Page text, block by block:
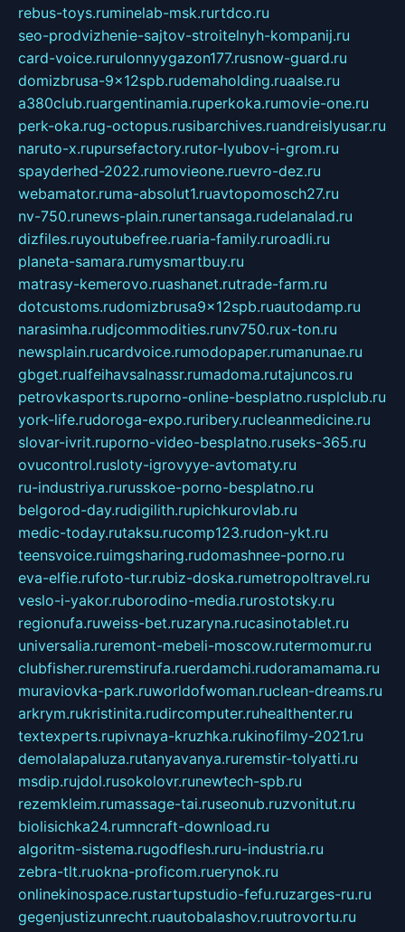
rebus-toys.ruminelab-msk.rurtdco.ru
seo-prodvizhenie-sajtov-stroitelnyh-kompanij.ru
card-voice.rurulonnyygazon177.rusnow-guard.ru
domizbrusa-9x12spb.rudemaholding.ruaalse.ru
a380club.ruargentinamia.ruperkoka.rumovie-one.ru
perk-oka.rug-octopus.rusibarchives.ruandreislyusar.ru
naruto-x.rupursefactory.rutor-lyubov-i-grom.ru
spayderhed-2022.rumovieone.ruevro-dez.ru
webamator.ruma-absolut1.ruavtopomosch27.ru
nv-750.runews-plain.runertansaga.rudelanalad.ru
dizfiles.ruyoutubefree.ruaria-family.ruroadli.ru
planeta-samara.rumysmartbuy.ru
matrasy-kemerovo.ruashanet.rutrade-farm.ru
dotcustoms.rudomizbrusa9x12spb.ruautodamp.ru
narasimha.rudjcommodities.runv750.rux-ton.ru
newsplain.rucardvoice.rumodopaper.rumanunae.ru
gbget.rualfeihavsalnassr.rumadoma.rutajuncos.ru
petrovkasports.ruporno-online-besplatno.rusplclub.ru
york-life.rudoroga-expo.ruribery.rucleanmedicine.ru
slovar-ivrit.ruporno-video-besplatno.ruseks-365.ru
ovucontrol.rusloty-igrovyye-avtomaty.ru
ru-industriya.rurusskoe-porno-besplatno.ru
belgorod-day.rudigilith.rupichkurovlab.ru
medic-today.rutaksu.rucomp123.rudon-ykt.ru
teensvoice.ruimgsharing.rudomashnee-porno.ru
eva-elfie.rufoto-tur.rubiz-doska.rumetropoltravel.ru
veslo-i-yakor.ruborodino-media.rurostotsky.ru
regionufa.ruweiss-bet.ruzaryna.rucasinotablet.ru
universalia.ruremont-mebeli-moscow.rutermomur.ru
clubfisher.ruremstirufa.ruerdamchi.rudoramamama.ru
muraviovka-park.ruworldofwoman.ruclean-dreams.ru
arkrym.rukristinita.rudircomputer.ruhealthenter.ru
textexperts.rupivnaya-kruzhka.rukinofilmy-2021.ru
demolalapaluza.rutanyavanya.ruremstir-tolyatti.ru
msdip.rujdol.rusokolovr.runewtech-spb.ru
rezemkleim.rumassage-tai.ruseonub.ruzvonitut.ru
biolisichka24.rumncraft-download.ru
algoritm-sistema.rugodflesh.ruru-industria.ru
zebra-tlt.ruokna-proficom.ruerynok.ru
onlinekinospace.rustartupstudio-fefu.ruzarges-ru.ru
gegenjustizunrecht.ruautobalashov.ruutrovortu.ru